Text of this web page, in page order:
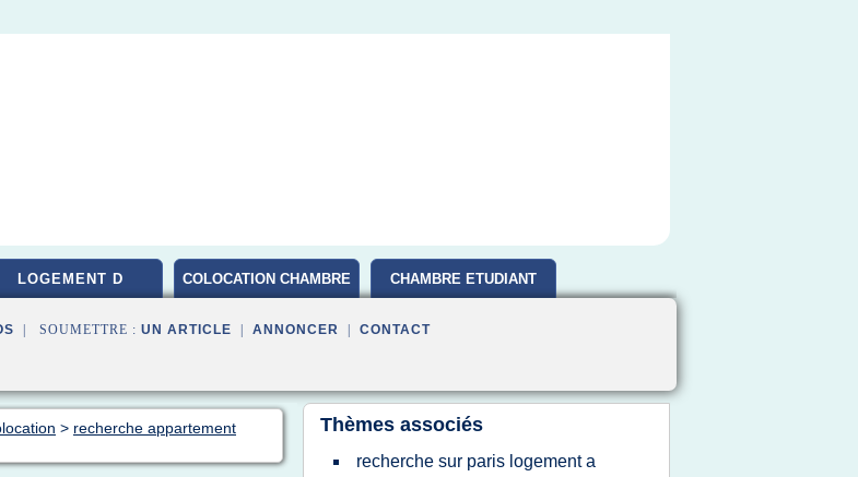
LOGEMENT D COLOCATION CHAMBRE CHAMBRE ETUDIANT
| SOUMETTRE : UN ARTICLE ANNONCER CONTACT
> recherche appartement
Thèmes associés
recherche sur paris logement a